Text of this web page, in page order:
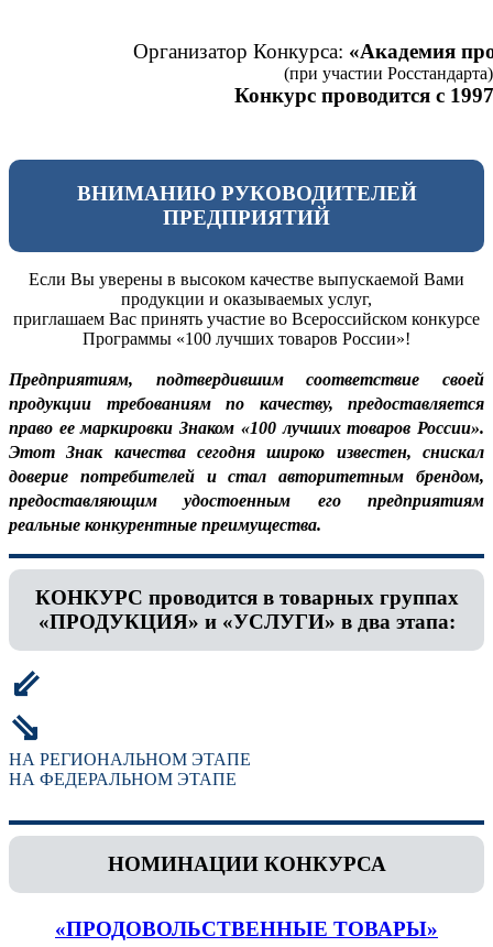
Организатор Конкурса: «Академия
(при участии Росстандарта)
Конкурс проводится с
ВНИМАНИЮ РУКОВОДИТЕЛЕЙ
ПРЕДПРИЯТИЙ
Если Вы уверены в высоком качестве выпускаемой Вами
продукции и оказываемых услуг,
приглашаем Вас принять участие во Всероссийском конкурсе
Программы «100 лучших товаров России»!
Предприятиям, подтвердившим соответствие своей
продукции требованиям по качеству, предоставляется
право ее маркировки Знаком «100 лучших товаров России».
Этот Знак качества сегодня широко известен, снискал
доверие потребителей и стал авторитетным брендом,
предоставляющим удостоенным его предприятиям
реальные конкурентные преимущества.
КОНКУРС проводится в товарных группах
«ПРОДУКЦИЯ» и «УСЛУГИ» в два этапа:
⇙
⇘
НА РЕГИОНАЛЬНОМ ЭТАПЕ
НА ФЕДЕРАЛЬНОМ ЭТАПЕ
НОМИНАЦИИ КОНКУРСА
«ПРОДОВОЛЬСТВЕННЫЕ ТОВАРЫ»